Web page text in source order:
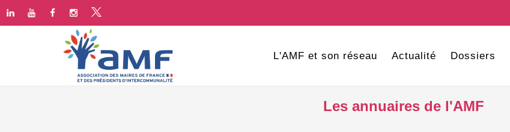
L'AMF et son réseau Actualité Dossiers
Les annuaires de l'AMF